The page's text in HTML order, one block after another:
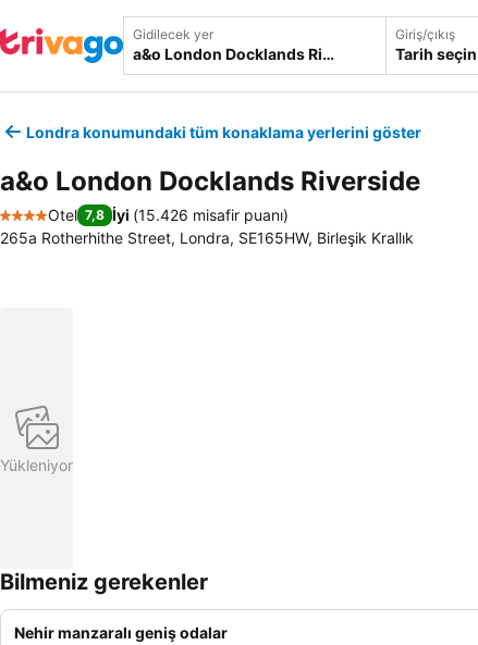
Gidilecek yer Giriş/çıkış
Tarih seçin
Londra konumundaki tüm konaklama yerlerini göster
a&o London Docklands Riverside
4 Yıldız
Otel 7,8 İyi (15.426 misafir puanı)
265a Rotherhithe Street, Londra, SE165HW, Birleşik Krallık
Yükleniyor
Bilmeniz gerekenler
Nehir manzaralı geniş odalar